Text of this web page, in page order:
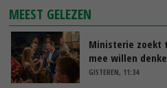
MEEST GELEZEN
Ministerie zoekt
mee willen
GISTEREN, 11:34